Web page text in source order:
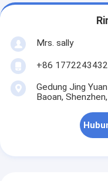
Mrs. sally
+86
Gedung Jing
Baoan,